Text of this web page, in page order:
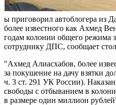
ы приговорил автоблогера из
более известного как Ахмед
годам колонии общего режима
сотруднику ДПС, сообщает
"Ахмед Алиасхабов, более
за покушение на дачу взятки
ч. 3 ст. 291 УК России).
свободы с отбыванием в
в размере один миллион